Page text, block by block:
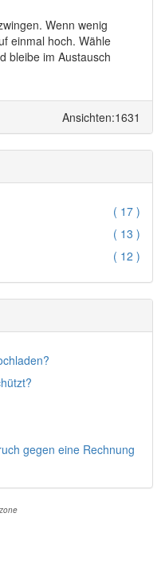
Wenn wenig
einmal hoch. Wähle
bleibe im Austausch
Ansichten:1631
( 17 )
( 13 )
( 12 )
gegen eine Rechnung